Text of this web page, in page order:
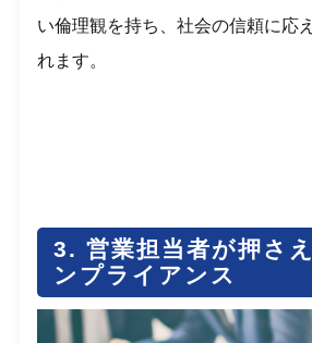
い倫理観を持ち、社会の信頼に応
れます。
3. 営業担当者が押さ
ンプライアンス